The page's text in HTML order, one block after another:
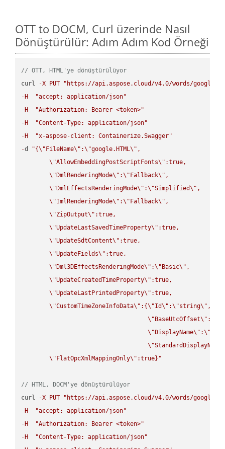
OTT to DOCM, Curl üzerinde Nasıl
Dönüştürülür: Adım Adım Kod Örneği
// OTT, HTML'ye dönüştürülüyor
curl
-X PUT
"https://api.aspose.cloud/v4.0/words/
- H
"accept: application/json"
- H
"Authorization: Bearer <token>"
- H
"Content-Type: application/json"
- H
"x-aspose-client: Containerize.Swagger"
-d "{\" FileName\" :\"google.HTML\" ,
\"AllowEmbeddingPostScriptFonts\" :true,
\" DmlRenderingMode\" :\" Fallback\" ,
\" DmlEffectsRenderingMode\" :\"Simplified\" ,
\"ImlRenderingMode\" :\" Fallback\" ,
\"ZipOutput\" :true,
\"UpdateLastSavedTimeProperty\" :true,
\"UpdateSdtContent\" :true,
\"UpdateFields\" :true,
\" Dml3DEffectsRenderingMode\" :\" Basic\" ,
\"UpdateCreatedTimeProperty\" :true,
\"UpdateLastPrintedProperty\" :true,
\"CustomTimeZoneInfoData\" :{\"Id\" :\"string\" ,
\" BaseUtcOffset\" :
\" DisplayName\" :\"
\"StandardDisplayName
\" FlatOpcXmlMappingOnly\" :true}"
// HTML, DOCM'ye dönüştürülüyor
curl
-X PUT
"https://api.aspose.cloud/v4.0/words/
- H
"accept: application/json"
- H
"Authorization: Bearer <token>"
- H
"Content-Type: application/json"